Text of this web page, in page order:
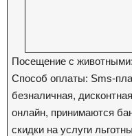
Посещение с
Способ оплаты: Sms-
безналичная,
онлайн, принимаются
скидки на услуги